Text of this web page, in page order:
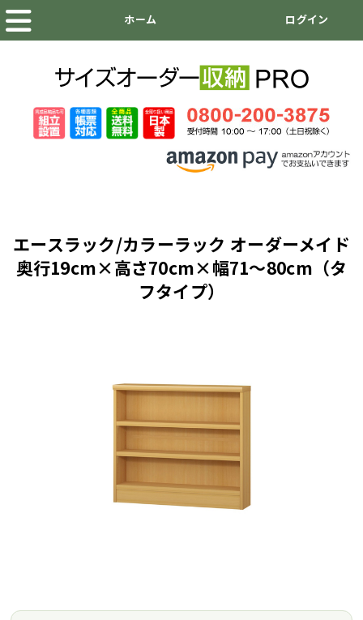
エースラック/カラーラック オーダーメイド
奥行19cm×高さ70cm×幅71～80cm（タ
フタイプ）